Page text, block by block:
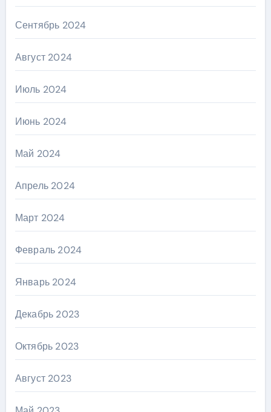
Сентябрь 2024
Август 2024
Июль 2024
Июнь 2024
Май 2024
Апрель 2024
Март 2024
Февраль 2024
Январь 2024
Декабрь 2023
Октябрь 2023
Август 2023